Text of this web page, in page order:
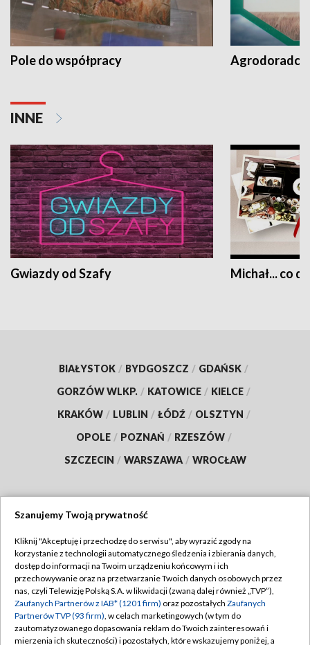
Pole do współpracy Agrodoradcy
INNE
Gwiazdy od Szafy Michał... co
BIAŁYSTOK / BYDGOSZCZ / GDAŃSK /
GORZÓW WLKP. / KATOWICE / KIELCE /
KRAKÓW / LUBLIN / ŁÓDŹ / OLSZTYN /
OPOLE / POZNAŃ / RZESZÓW /
SZCZECIN / WARSZAWA / WROCŁAW
TVP
Abonament TVP
Emisja w TVP
Centrum informacji TVP
Regulamin TVP
Polityka prywatności
Moje zgody
Szanujemy Twoją prywatność
Kliknij "Akceptuję i przechodzę do serwisu", aby wyrazić zgody na
korzystanie z technologii automatycznego śledzenia i zbierania danych,
dostęp do informacji na Twoim urządzeniu końcowym i ich
przechowywanie oraz na przetwarzanie Twoich danych osobowych przez
nas, czyli Telewizję Polską S.A. w likwidacji (zwaną dalej również „TVP”),
Zaufanych Partnerów z IAB* (1201 firm) oraz pozostałych Zaufanych
Partnerów TVP (93 firm), w celach marketingowych (w tym do
zautomatyzowanego dopasowania reklam do Twoich zainteresowań i
mierzenia ich skuteczności) i pozostałych, które wskazujemy poniżej, a